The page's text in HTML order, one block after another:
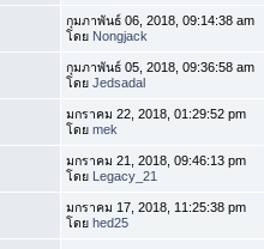
กุมภาพันธ์ 06, 2018, 09:14:38 am
โดย Nongjack
กุมภาพันธ์ 05, 2018, 09:36:58 am
โดยJedsadal
มกราคม 22, 2018, 01:29:52 pm
โดยmek
มกราคม 21, 2018, 09:46:13 pm
โดย Legacy_21
มกราคม 17, 2018, 11:25:38 pm
โดยhed25